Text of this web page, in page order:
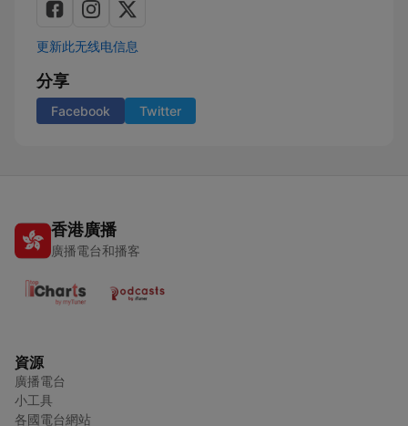
更新此无线电信息
分享
Facebook Twitter
香港廣播
廣播電台和播客
資源
廣播電台
小工具
各國電台網站